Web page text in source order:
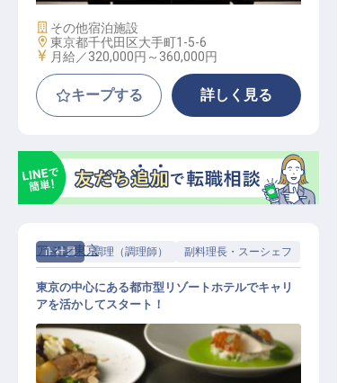
施設業態
その他宿泊施設
勤務地
東京都千代田区大手町1-5-6
給与
月給／320,000円～ 360,000円
キープする 詳しく見る
正社員 調理（調理師） 副料理長・スーシェフ
アマン東京
東京の中心にある都市型リゾートホテルでキャリ
アを活かしてスタート！